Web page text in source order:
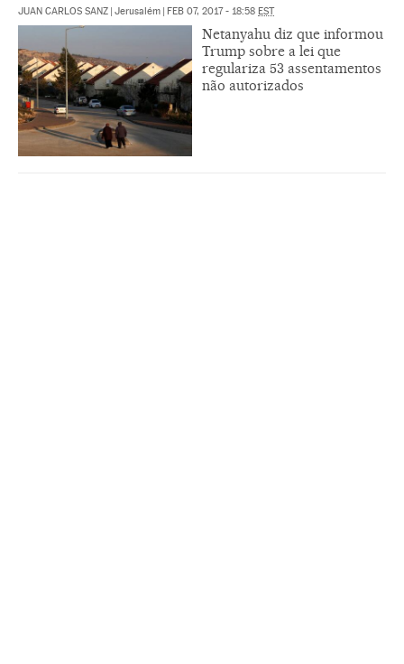
JUAN CARLOS SANZ | Jerusalém | FEB 07, 2017 - 18:58 EST
Netanyahu diz que informou
Trump sobre a lei que
regulariza 53 assentamentos
não autorizados